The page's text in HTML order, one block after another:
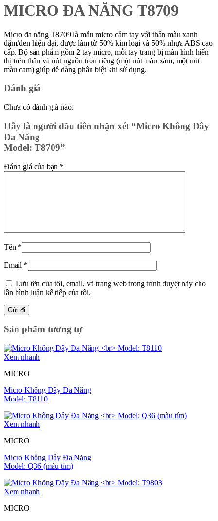
MICRO ĐA NĂNG T8709
Micro đa năng T8709 là mẫu micro cầm tay với thân màu xanh
đậm/đen hiện đại, được làm từ 50% kim loại và 50% nhựa ABS cao
cấp. Bộ sản phẩm gồm 2 tay micro, mỗi tay trang bị màn hình hiển
thị trên thân và nút nguồn tròn riêng (một nút màu xám, một nút
màu cam) giúp dễ dàng phân biệt khi sử dụng.
Đánh giá
Chưa có đánh giá nào.
Hãy là người đầu tiên nhận xét “Micro Không Dây
Đa Năng
Model: T8709”
Đánh giá của bạn *
Tên *
Email *
Lưu tên của tôi, email, và trang web trong trình duyệt này cho
lần bình luận kế tiếp của tôi.
Sản phẩm tương tự
Xem nhanh
MICRO
Micro Không Dây Đa Năng
Model: T8110
Xem nhanh
MICRO
Micro Không Dây Đa Năng
Model: Q36 (màu tím)
Xem nhanh
MICRO